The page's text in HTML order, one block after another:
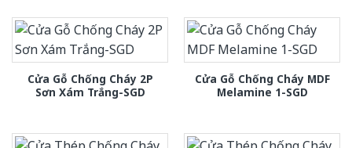
Cửa Gỗ Chống Cháy 2P
Sơn Xám Trắng-SGD
Cửa Gỗ Chống Cháy MDF
Melamine 1-SGD